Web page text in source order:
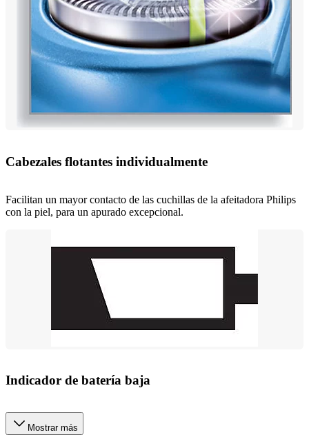
Cabezales flotantes individualmente
Facilitan un mayor contacto de las cuchillas de la afeitadora Philips
con la piel, para un apurado excepcional.
Indicador de batería baja
Mostrar más